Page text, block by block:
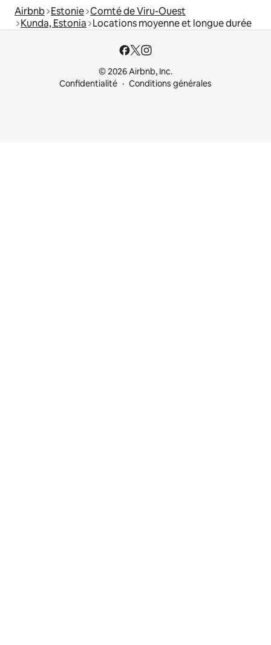
Airbnb Estonie Comté de Viru-Ouest
Kunda, Estonia Locations moyenne et longue durée
© 2026 Airbnb, Inc.
Confidentialité
Conditions générales